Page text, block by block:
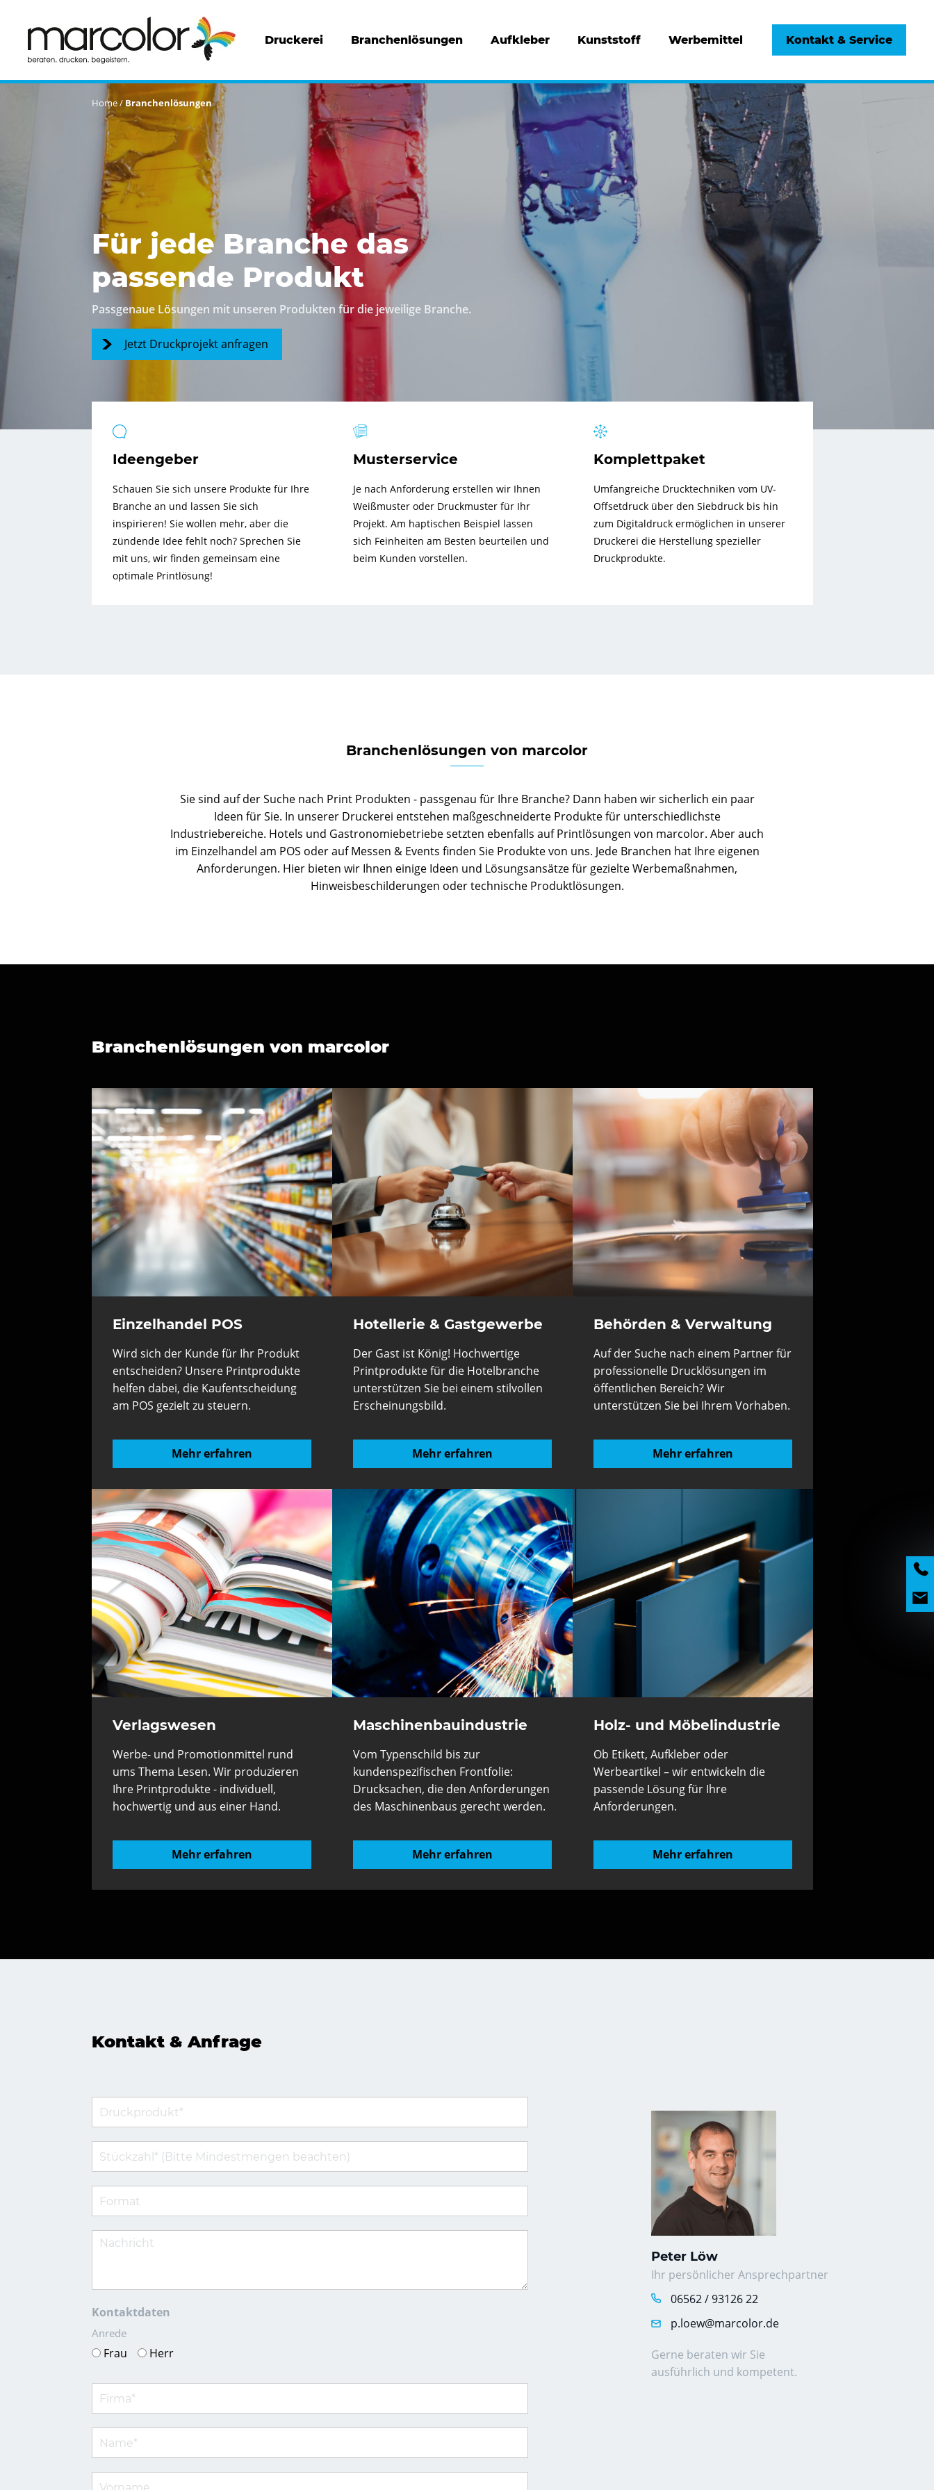
Druckerei Branchenlösungen Aufkleber Kunststoff Werbemittel Kontakt & Service
Home/ Branchenlösungen
Für jede Branche das
passende Produkt
Passgenaue Lösungen mit unseren Produkten für die jeweilige Branche.
Jetzt Druckprojekt anfragen
Ideengeber
Schauen Sie sich unsere Produkte für Ihre
Branche an und lassen Sie sich
inspirieren! Sie wollen mehr, aber die
zündende Idee fehlt noch? Sprechen Sie
mit uns, wir finden gemeinsam eine
optimale Printlösung!
Musterservice
Je nach Anforderung erstellen wir Ihnen
Weißmuster oder Druckmuster für Ihr
Projekt. Am haptischen Beispiel lassen
sich Feinheiten am Besten beurteilen und
beim Kunden vorstellen.
Komplettpaket
Umfangreiche Drucktechniken vom UV-
Offsetdruck über den Siebdruck bis hin
zum Digitaldruck ermöglichen in unserer
Druckerei die Herstellung spezieller
Druckprodukte.
Branchenlösungen von marcolor
Sie sind auf der Suche nach Print Produkten - passgenau für Ihre Branche? Dann haben wir sicherlich ein paar
Ideen für Sie. In unserer Druckerei entstehen maßgeschneiderte Produkte für unterschiedlichste
Industriebereiche. Hotels und Gastronomiebetriebe setzten ebenfalls auf Printlösungen von marcolor. Aber auch
im Einzelhandel am POS oder auf Messen & Events finden Sie Produkte von uns. Jede Branchen hat Ihre eigenen
Anforderungen. Hier bieten wir Ihnen einige Ideen und Lösungsansätze für gezielte Werbemaßnahmen,
Hinweisbeschilderungen oder technische Produktlösungen.
Branchenlösungen von marcolor
Einzelhandel POS
Wird sich der Kunde für Ihr Produkt
entscheiden? Unsere Printprodukte
helfen dabei, die Kaufentscheidung
am POS gezielt zu steuern.
Mehr erfahren
Hotellerie & Gastgewerbe
Der Gast ist König! Hochwertige
Printprodukte für die Hotelbranche
unterstützen Sie bei einem stilvollen
Erscheinungsbild.
Mehr erfahren
Behörden & Verwaltung
Auf der Suche nach einem Partner für
professionelle Drucklösungen im
öffentlichen Bereich? Wir
unterstützen Sie bei Ihrem Vorhaben.
Mehr erfahren
Verlagswesen
Werbe- und Promotionmittel rund
ums Thema Lesen. Wir produzieren
Ihre Printprodukte - individuell,
hochwertig und aus einer Hand.
Mehr erfahren
Maschinenbauindustrie
Vom Typenschild bis zur
kundenspezifischen Frontfolie:
Drucksachen, die den Anforderungen
des Maschinenbaus gerecht werden.
Mehr erfahren
Holz- und Möbelindustrie
Ob Etikett, Aufkleber oder
Werbeartikel – wir entwickeln die
passende Lösung für Ihre
Anforderungen.
Mehr erfahren
Kontakt & Anfrage
Kontaktdaten
Anrede
Frau Herr
Peter Löw
Ihr persönlicher Ansprechpartner
06562 / 93126 22
p.loew@marcolor.de
Gerne beraten wir Sie
ausführlich und kompetent.